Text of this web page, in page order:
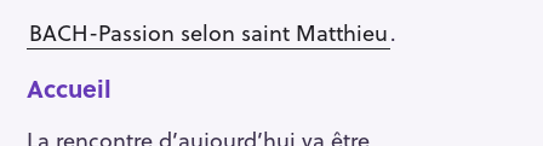
BACH-Passion selon saint Matthieu.
Accueil